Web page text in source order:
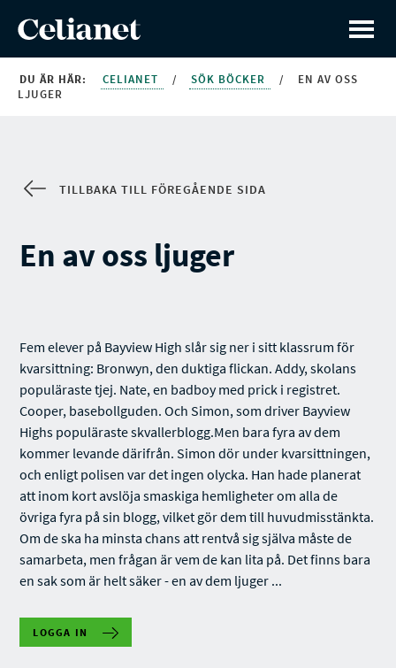
DU ÄR HÄR: CELIANET / SÖK BÖCKER /
EN AV OSS
LJUGER
TILLBAKA TILL FÖREGÅENDE SIDA
En av oss ljuger
Fem elever på Bayview High slår sig ner i sitt klassrum för
kvarsittning: Bronwyn, den duktiga flickan. Addy, skolans
populäraste tjej. Nate, en badboy med prick i registret.
Cooper, basebollguden. Och Simon, som driver Bayview
Highs populäraste skvallerblogg.Men bara fyra av dem
kommer levande därifrån. Simon dör under kvarsittningen,
och enligt polisen var det ingen olycka. Han hade planerat
att inom kort avslöja smaskiga hemligheter om alla de
övriga fyra på sin blogg, vilket gör dem till huvudmisstänkta.
Om de ska ha minsta chans att rentvå sig själva måste de
samarbeta, men frågan är vem de kan lita på. Det finns bara
en sak som är helt säker - en av dem ljuger ...
LOGGA IN